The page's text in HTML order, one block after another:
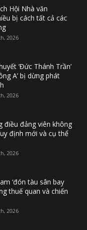
Hội Nhà văn
bị cách tất cả các
2026
‘Đức Thánh Trần’
A’ bị dừng phát
2026
điều đảng viên không
định mới và cụ thể
2026
‘đón tàu sân bay
thuế quan và chiến
2026